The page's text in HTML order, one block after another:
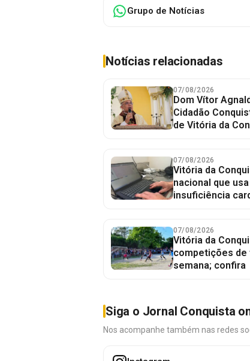
Grupo de Notícias
Notícias relacionadas
07/08/2026
Dom Vítor
Cidadão
de Vitória da
07/08/2026
Vitória da
nacional que
insuficiência
07/08/2026
Vitória da
competições
semana; confira
Siga o Jornal Conquista
Nos acompanhe também nas redes